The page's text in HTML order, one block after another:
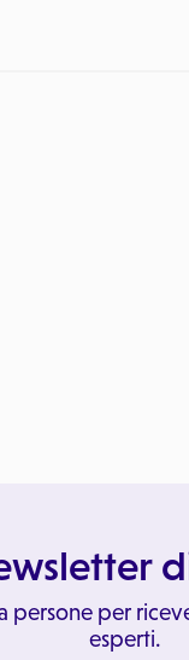
persone per
esperti.